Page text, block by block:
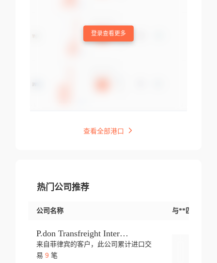
登录查看更多
查看全部港口
热门公司推荐
公司名称 与**匹配交易
P.don Transfreight International
来自菲律宾的客户，此公司累计进口交
易 9 笔